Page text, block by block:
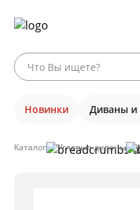
Новинки Диваны и
Каталог Угловые диваны